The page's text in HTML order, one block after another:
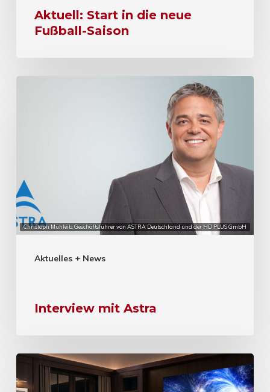
Aktuell: Start in die neue
Fußball-Saison
Christoph Mühleib, Geschäftsführer von ASTRA Deutschland und der HD PLUS GmbH
Aktuelles + News
Interview mit Astra